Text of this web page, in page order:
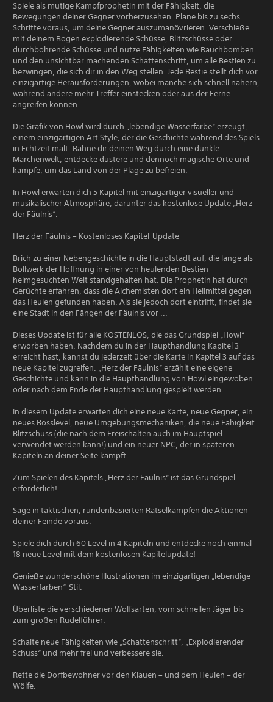
Spiele als mutige Kampfprophetin mit der Fähigkeit, die
Bewegungen deiner Gegner vorherzusehen. Plane bis zu sechs
Schritte voraus, um deine Gegner auszumanövrieren. Verschieße
mit deinem Bogen explodierende Schüsse, Blitzschüsse oder
durchbohrende Schüsse und nutze Fähigkeiten wie Rauchbomben
und den unsichtbar machenden Schattenschritt, um alle Bestien zu
bezwingen, die sich dir in den Weg stellen. Jede Bestie stellt dich vor
einzigartige Herausforderungen, wobei manche sich schnell nähern,
während andere mehr Treffer einstecken oder aus der Ferne
angreifen können.
Die Grafik von Howl wird durch „lebendige Wasserfarbe“ erzeugt,
einem einzigartigen Art Style, der die Geschichte während des Spiels
in Echtzeit malt. Bahne dir deinen Weg durch eine dunkle
Märchenwelt, entdecke düstere und dennoch magische Orte und
kämpfe, um das Land von der Plage zu befreien.
In Howl erwarten dich 5 Kapitel mit einzigartiger visueller und
musikalischer Atmosphäre, darunter das kostenlose Update „Herz
der Fäulnis“.
Herz der Fäulnis – Kostenloses Kapitel-Update
Brich zu einer Nebengeschichte in die Hauptstadt auf, die lange als
Bollwerk der Hoffnung in einer von heulenden Bestien
heimgesuchten Welt standgehalten hat. Die Prophetin hat durch
Gerüchte erfahren, dass die Alchemisten dort ein Heilmittel gegen
das Heulen gefunden haben. Als sie jedoch dort eintrifft, findet sie
eine Stadt in den Fängen der Fäulnis vor ...
Dieses Update ist für alle KOSTENLOS, die das Grundspiel „Howl“
erworben haben. Nachdem du in der Haupthandlung Kapitel 3
erreicht hast, kannst du jederzeit über die Karte in Kapitel 3 auf das
neue Kapitel zugreifen. „Herz der Fäulnis“ erzählt eine eigene
Geschichte und kann in die Haupthandlung von Howl eingewoben
oder nach dem Ende der Haupthandlung gespielt werden.
In diesem Update erwarten dich eine neue Karte, neue Gegner, ein
neues Bosslevel, neue Umgebungsmechaniken, die neue Fähigkeit
Blitzschuss (die nach dem Freischalten auch im Hauptspiel
verwendet werden kann!) und ein neuer NPC, der in späteren
Kapiteln an deiner Seite kämpft.
Zum Spielen des Kapitels „Herz der Fäulnis“ ist das Grundspiel
erforderlich!
Sage in taktischen, rundenbasierten Rätselkämpfen die Aktionen
deiner Feinde voraus.
Spiele dich durch 60 Level in 4 Kapiteln und entdecke noch einmal
18 neue Level mit dem kostenlosen Kapitelupdate!
Genieße wunderschöne Illustrationen im einzigartigen „lebendige
Wasserfarben“-Stil.
Überliste die verschiedenen Wolfsarten, vom schnellen Jäger bis
zum großen Rudelführer.
Schalte neue Fähigkeiten wie „Schattenschritt“, „Explodierender
Schuss“ und mehr frei und verbessere sie.
Rette die Dorfbewohner vor den Klauen – und dem Heulen – der
Wölfe.